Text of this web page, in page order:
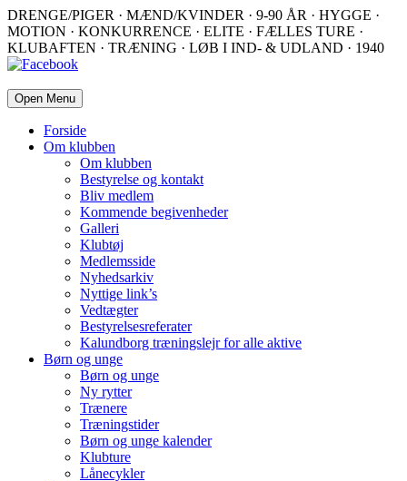
DRENGE/PIGER · MÆND/KVINDER · 9-90 ÅR · HYGGE ·
MOTION · KONKURRENCE · ELITE · FÆLLES TURE ·
KLUBAFTEN · TRÆNING · LØB I IND- & UDLAND · 1940
Open Menu
Forside
Om klubben
Om klubben
Bestyrelse og kontakt
Bliv medlem
Kommende begivenheder
Galleri
Klubtøj
Medlemsside
Nyhedsarkiv
Nyttige link’s
Vedtægter
Bestyrelsesreferater
Kalundborg træningslejr for alle aktive
Børn og unge
Børn og unge
Ny rytter
Trænere
Træningstider
Børn og unge kalender
Klubture
Lånecykler